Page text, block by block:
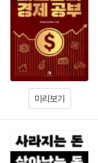
미리보기